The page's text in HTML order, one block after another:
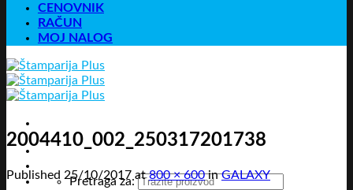
CENOVNIK
RAČUN
MOJ NALOG
Pretraga za:
2004410_002_250317201738
Published 25/10/2017 at800 × 600inGALAXY